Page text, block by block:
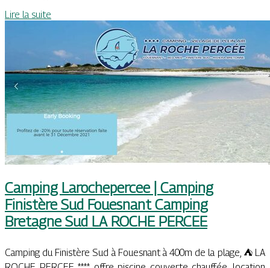
Lire la suite
Camping Larochepercee | Camping
Finistère Sud Fouesnant Camping
Bretagne Sud LA ROCHE PERCEE
Camping du Finistère Sud à Fouesnant à 400m de la plage, ⛺ LA